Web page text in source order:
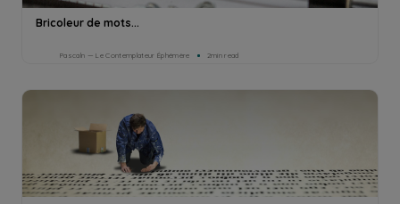
Bricoleur de mots...
Pascaln — Le Contemplateur Éphémère 2min read